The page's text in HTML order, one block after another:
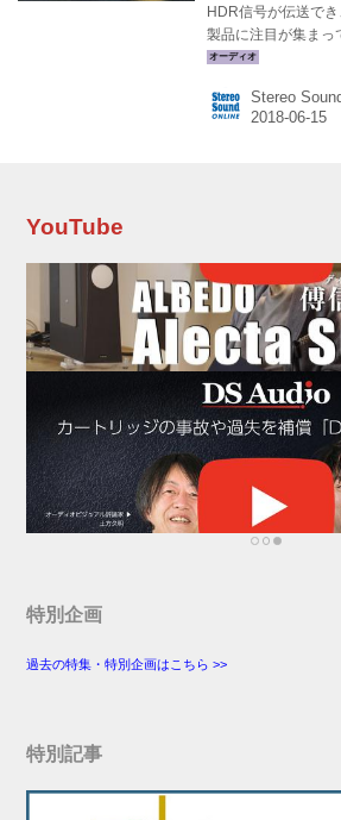
HDR信号が伝送で
製品に注目が集まっ
シリーズとJVC「
とエイム「
Stereo
YouTube
特別企画
過去の特集・特別企画はこちら >>
特別記事